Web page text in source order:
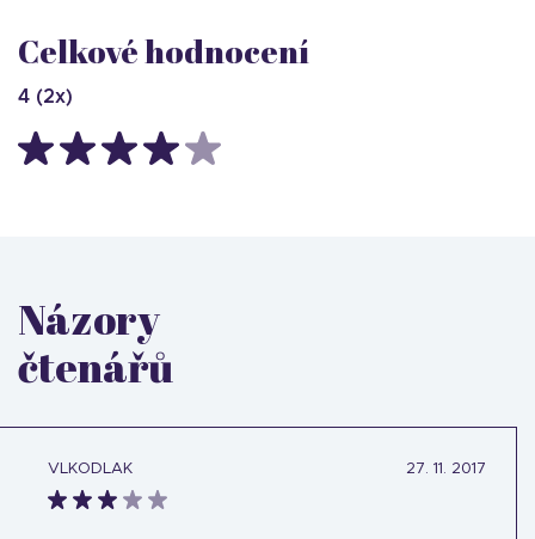
Celkové hodnocení
4 (2x)
Názory
čtenářů
VLKODLAK 27. 11. 2017